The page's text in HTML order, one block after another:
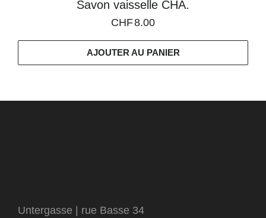
Savon vaisselle CHA.
CHF8.00
AJOUTER AU PANIER
Untergasse | rue Basse 34